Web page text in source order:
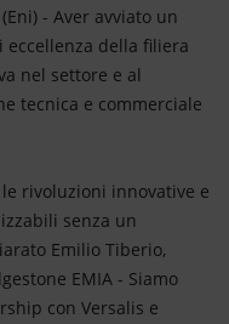
- Aver avviato un
della filiera
nel settore e al
tecnica e commerciale
rivoluzioni innovative e
senza un
Emilio Tiberio,
EMIA - Siamo
con Versalis e